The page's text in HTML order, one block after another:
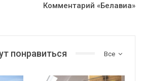
Комментарий «Белавиа»
Все
понравиться